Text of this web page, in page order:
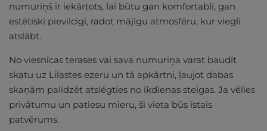
numuriņš ir iekārtots, lai būtu gan komfortabli, gan
estētiski pievilcīgi, radot mājīgu atmosfēru, kur viegli
atslābt.
No viesnīcas terases vai sava numuriņa varat baudīt
skatu uz Lilastes ezeru un tā apkārtni, ļaujot dabas
skaņām palīdzēt atslēgties no ikdienas steigas. Ja vēlies
privātumu un patiesu mieru, šī vieta būs īstais
patvērums.